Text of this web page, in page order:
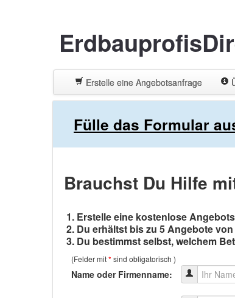
Erstelle eine Angebotsanfrage
Fülle das Formular
Brauchst Du Hilfe
Erstelle eine kostenlose
Du erhältst bis zu 5 Angebote
Du bestimmst selbst, welchem
(Felder mit* sind obligatorisch )
Name oder Firmenname: